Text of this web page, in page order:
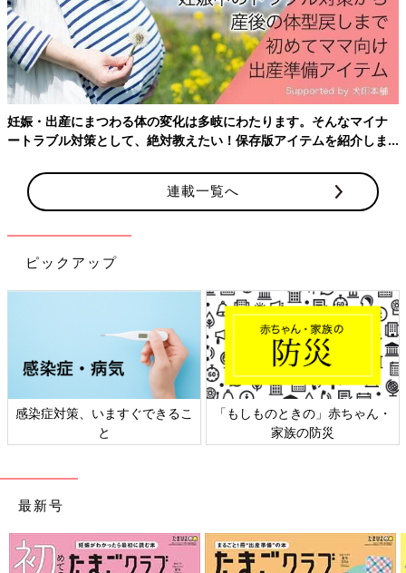
妊娠・出産にまつわる体の変化は多岐にわたります。そんなマイナ
ートラブル対策として、絶対教えたい！保存版アイテムを紹介しま
連載一覧へ
ピックアップ
感染症対策、いますぐできるこ
と
「もしものときの」赤ちゃん・
家族の防災
最新号